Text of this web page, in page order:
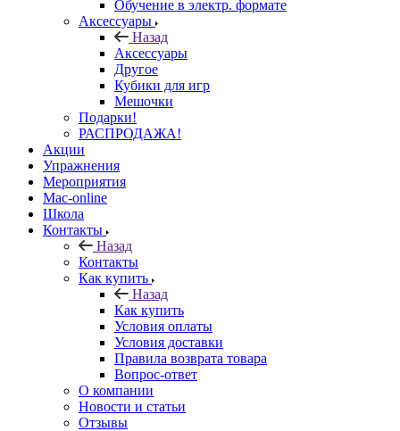
Обучение в электр. формате
Аксессуары
Назад
Аксессуары
Другое
Кубики для игр
Мешочки
Подарки!
РАСПРОДАЖА!
Акции
Упражнения
Мероприятия
Mac-online
Школа
Контакты
Назад
Контакты
Как купить
Назад
Как купить
Условия оплаты
Условия доставки
Правила возврата товара
Вопрос-ответ
О компании
Новости и статьи
Отзывы